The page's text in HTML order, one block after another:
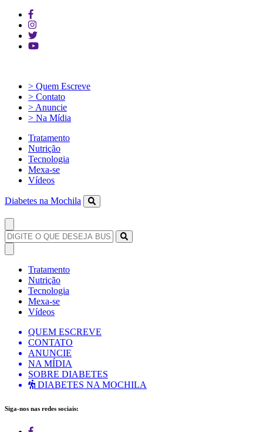
> Quem Escreve
> Contato
> Anuncie
> Na Mídia
Tratamento
Nutrição
Tecnologia
Mexa-se
Vídeos
Diabetes na Mochila
Tratamento
Nutrição
Tecnologia
Mexa-se
Vídeos
QUEM ESCREVE
CONTATO
ANUNCIE
NA MÍDIA
SOBRE DIABETES
DIABETES NA MOCHILA
Siga-nos nas redes sociais: